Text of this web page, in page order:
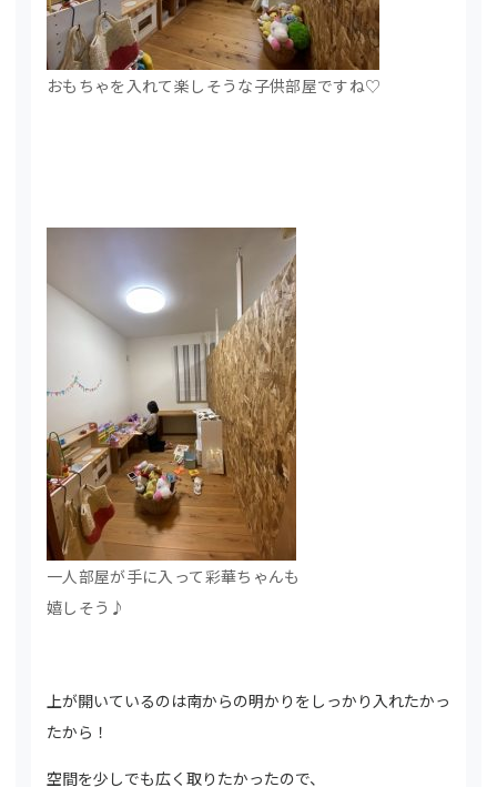
おもちゃを入れて楽しそうな子供部屋ですね♡
一人部屋が手に入って彩華ちゃんも
嬉しそう♪
上が開いているのは南からの明かりをしっかり入れたかっ
たから！
空間を少しでも広く取りたかったので、